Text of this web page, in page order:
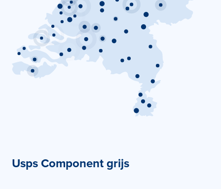
Usps Component grijs